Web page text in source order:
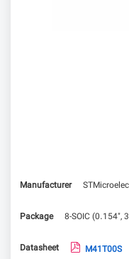
Manufacturer
Package 8-SOIC (0.154",
Datasheet M41T00S